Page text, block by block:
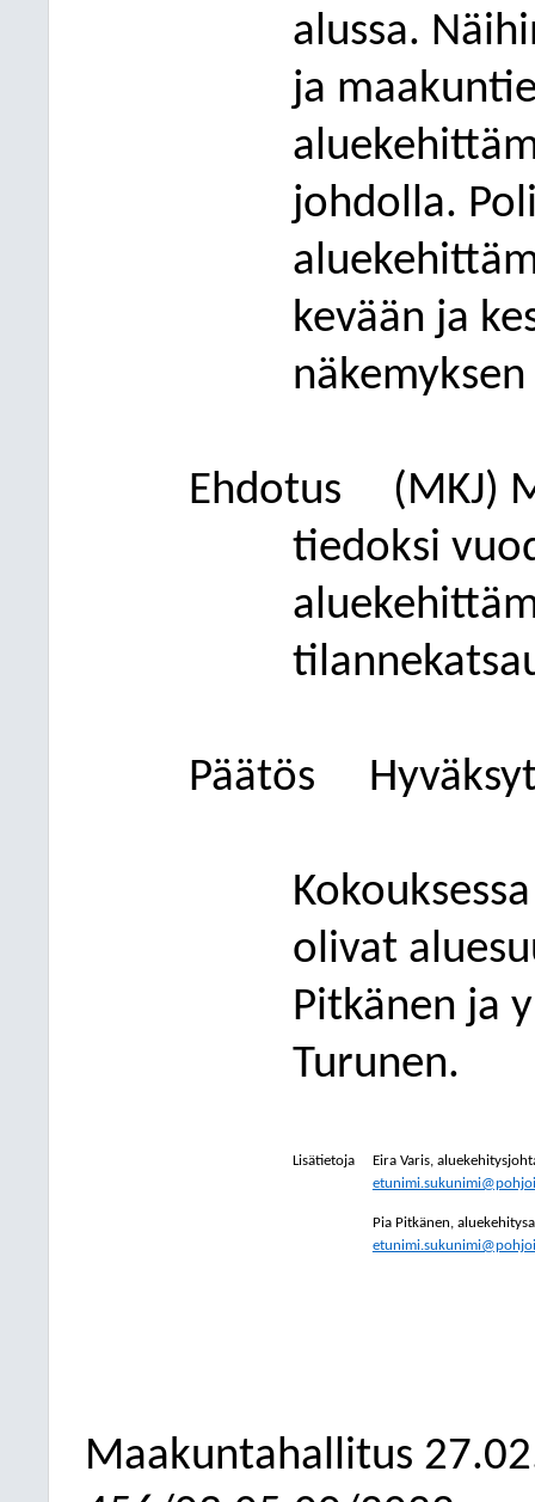
alussa.
ja
johdolla.
kevään ja
Ehdotus
(MKJ)
tiedoksi
Päätös
olivat
Pitkänen ja
Turunen.
Lisätietoja Eira Varis,
Pia Pitkänen,
Maakuntahallitus